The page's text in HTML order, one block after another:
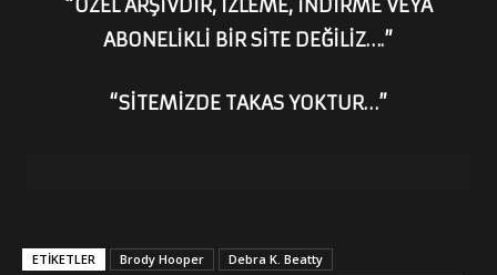
“ÖZEL ARŞİVDİR, İZLEME, İNDİRME VEYA
ABONELİKLİ BİR SİTE DEĞİLİZ….”
“SİTEMİZDE TAKAS YOKTUR…”
ETİKETLER Brody Hooper
Debra K. Beatty